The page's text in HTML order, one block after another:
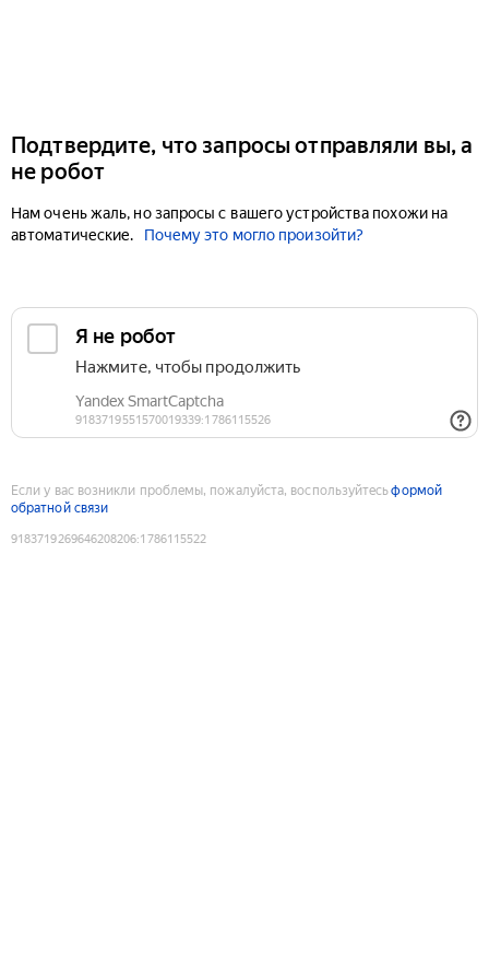
Подтвердите, что запросы отправляли вы, а
не робот
Нам очень жаль, но запросы с вашего устройства похожи на
автоматические.
Почему это могло произойти?
Если у вас возникли проблемы, пожалуйста, воспользуйтесьформой
обратной связи
9183719269646208206:1786115522